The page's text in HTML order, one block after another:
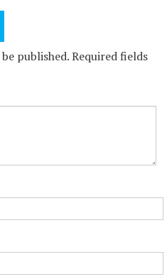
published. Required fields